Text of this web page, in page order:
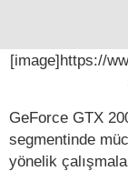
[image]https://
GeForce GTX
segmentinde
yönelik